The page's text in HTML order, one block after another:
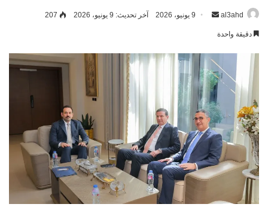
al3ahd
أرسل 9 يونيو، 2026 آخر تحديث: 9 يونيو، 2026 207
دقيقة واحدة